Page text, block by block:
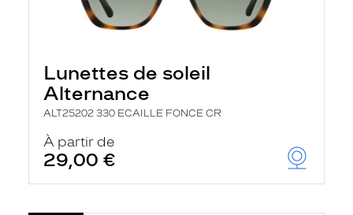
Lunettes de soleil
Alternance
ALT25202 330 ECAILLE FONCE CR
À partir de
29,00 €